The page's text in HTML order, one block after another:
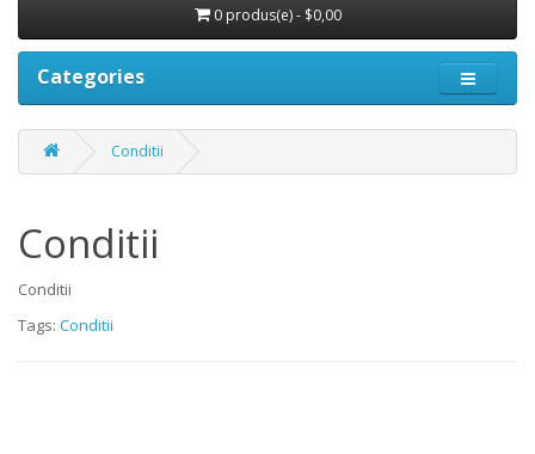
0 produs(e) - $0,00
Categories
Conditii
Conditii
Conditii
Tags: Conditii